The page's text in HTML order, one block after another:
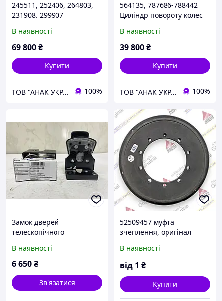
245511, 252406, 264803,
231908. 299907
телескопічний
навантажувач Manitou
В наявності
69 800₴
Купити
ТОВ "АНАК УКРАЇНА" 100%
564135, 787686-788442
Циліндр повороту колес
В наявності
39 800₴
Купити
ТОВ "АНАК УКРАЇНА" 100%
Замок дверей
телескопічного
3007327
В наявності
6 650₴
Зв'язатися
52509457 муфта
зчеплення, оригінал
В наявності
від 1 ₴
Купити